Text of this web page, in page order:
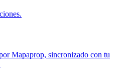
Mapaprop, sincronizado con tu